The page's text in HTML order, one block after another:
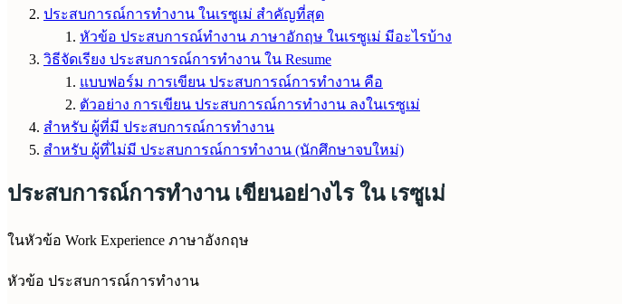
ประสบการณ์การทำงาน ในเรซูเม่ สำคัญที่สุด
หัวข้อ ประสบการณ์ทำงาน ภาษาอักฤษ ในเรซูเม่ มีอะไรบ้าง
วิธีจัดเรียง ประสบการณ์การทำงาน ใน Resume
แบบฟอร์ม การเขียน ประสบการณ์การทำงาน คือ
ตัวอย่าง การเขียน ประสบการณ์การทำงาน ลงในเรซูเม่
สำหรับ ผู้ที่มี ประสบการณ์การทำงาน
สำหรับ ผู้ที่ไม่มี ประสบการณ์การทำงาน (นักศึกษาจบใหม่)
ประสบการณ์การทำงาน เขียนอย่างไร ใน เรซูเม่
ในหัวข้อ Work Experience ภาษาอังกฤษ
หัวข้อ ประสบการณ์การทำงาน